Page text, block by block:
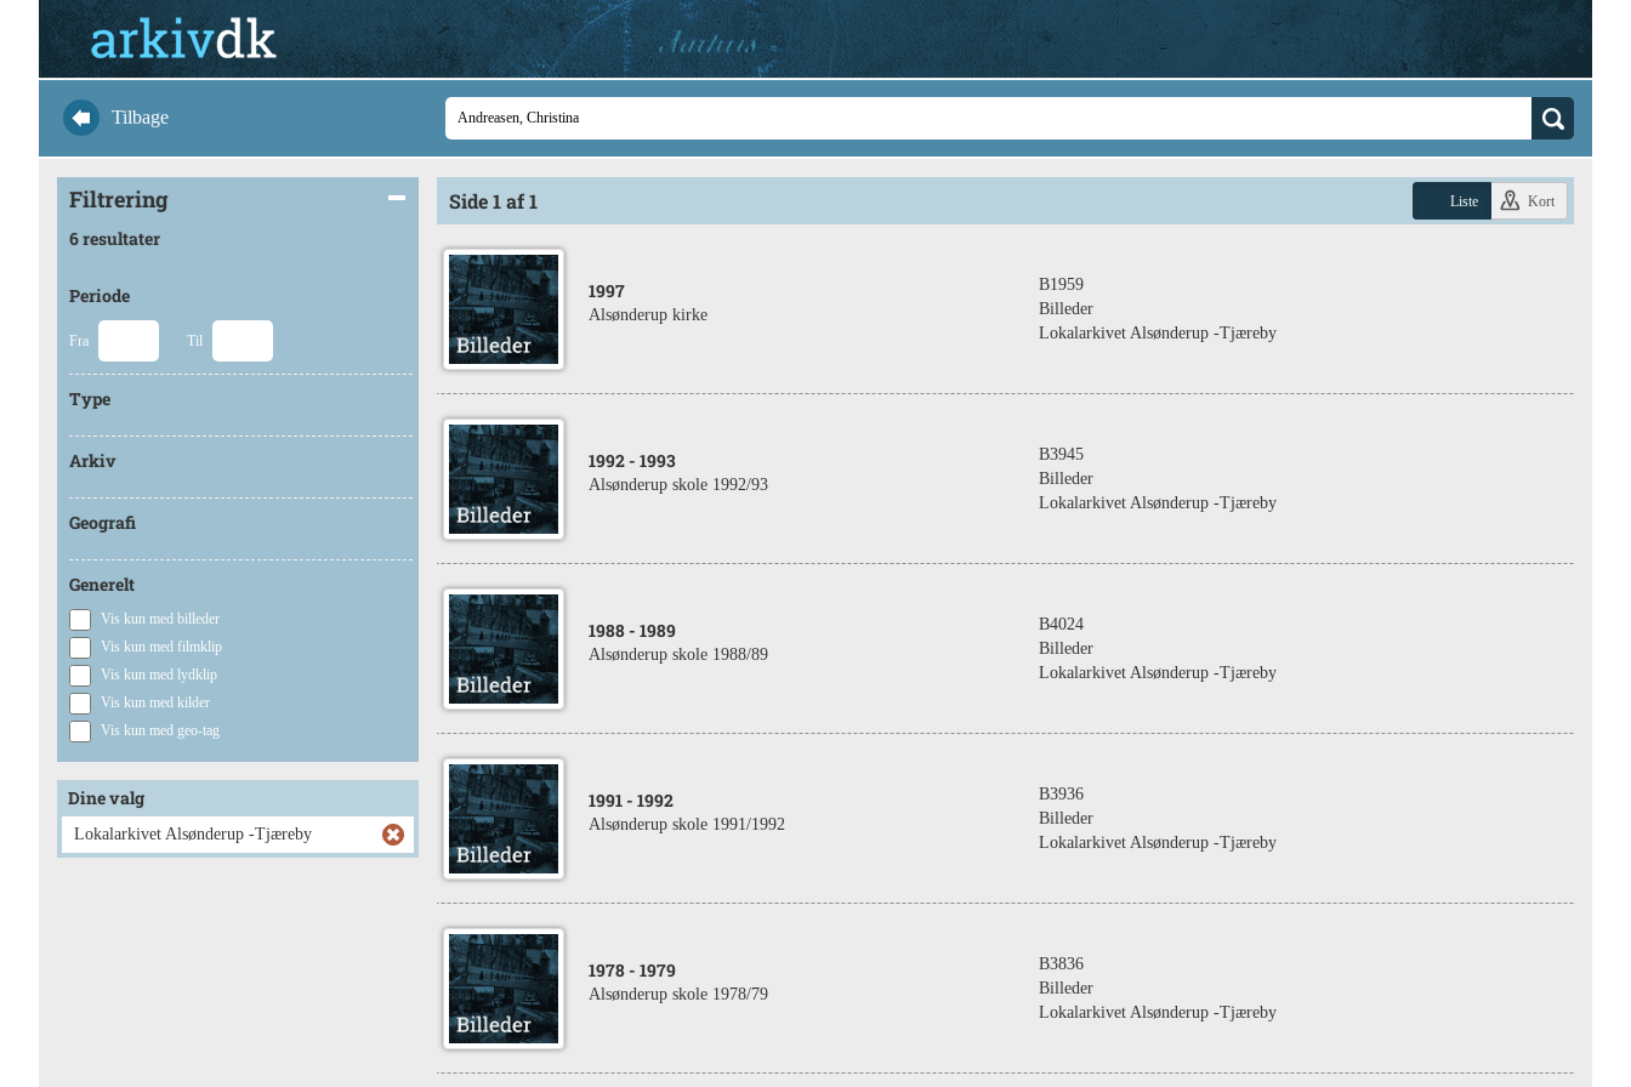
Tilbage
Filtrering
6 resultater
Periode
Fra Til
Type
Arkiv
Geografi
Generelt
Vis kun med billeder
Vis kun med filmklip
Vis kun med lydklip
Vis kun med kilder
Vis kun med geo-tag
Dine valg
Lokalarkivet Alsønderup -Tjæreby
Side 1 af 1 Liste Kort
1997
Alsønderup kirke
B1959
Billeder
Lokalarkivet Alsønderup -Tjæreby
1992 - 1993
Alsønderup skole 1992/93
B3945
Billeder
Lokalarkivet Alsønderup -Tjæreby
1988 - 1989
Alsønderup skole 1988/89
B4024
Billeder
Lokalarkivet Alsønderup -Tjæreby
1991 - 1992
Alsønderup skole 1991/1992
B3936
Billeder
Lokalarkivet Alsønderup -Tjæreby
1978 - 1979
Alsønderup skole 1978/79
B3836
Billeder
Lokalarkivet Alsønderup -Tjæreby